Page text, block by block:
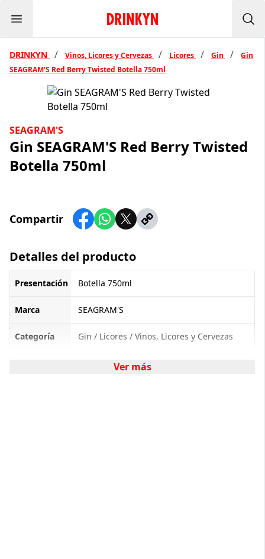
Menu Inicio Drinkyn
DRINKYN / Vinos, Licores y Cervezas / Licores / Gin /
Gin
SEAGRAM'S Red Berry Twisted Botella 750ml
SEAGRAM'S
Gin SEAGRAM'S Red Berry Twisted
Botella 750ml
Compartir
Detalles del producto
Presentación Botella 750ml
Marca SEAGRAM'S
Categoría Gin / Licores / Vinos, Licores y Cervezas
Ver más